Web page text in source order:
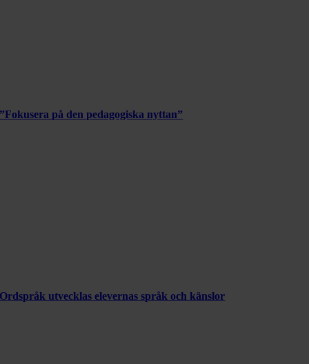
”Fokusera på den pedagogiska nyttan”
Ordspråk utvecklas elevernas språk och känslor